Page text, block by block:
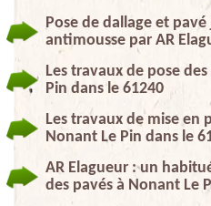
Pose de dallage et
antimousse par AR
Les travaux de pose
Pin dans le 61240
Les travaux de mise en
Nonant Le Pin dans le
AR Elagueur : un
des pavés à Nonant Le